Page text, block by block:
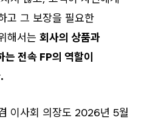
고 그 보장을 필요한
해서는 회사의 상품과
전속 FP의 역할이
이사회 의장도 2026년 5월